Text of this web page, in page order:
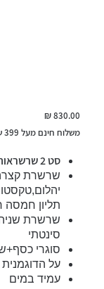
מחיר
משלוח חינם מעל 399 שח
סט 2 שרשראות נפרדות
שרשרת קצרה
תליון חמסה
שרשרת שניה
סינטתי
סוגרי
על הדוגמנית : שרשרת
עמיד במים